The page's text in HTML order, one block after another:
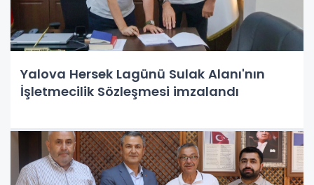
Yalova Hersek Lagünü Sulak Alanı'nın
İşletmecilik Sözleşmesi imzalandı